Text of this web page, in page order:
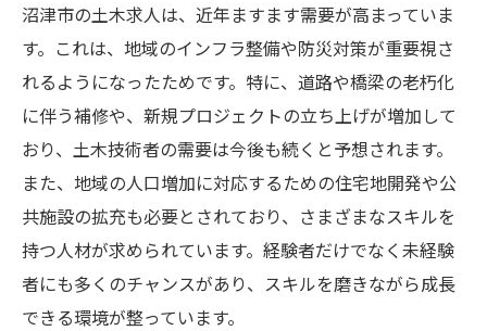
挑戦を歓迎する企業文化
実績を活かした職場での新たな役割
福利厚生が充実した沼津土木求人の魅力
充実した福利厚生の重要性
福利厚生による働きやすさ
企業が提供する具体的な福利厚生
従業員の健康と安全を守る取り組み
家族をサポートする福利厚生制度
沼津市の土木求人は、近年ますます需要が高まっていま
す。これは、地域のインフラ整備や防災対策が重要視さ
れるようになったためです。特に、道路や橋梁の老朽化
に伴う補修や、新規プロジェクトの立ち上げが増加して
おり、土木技術者の需要は今後も続くと予想されます。
また、地域の人口増加に対応するための住宅地開発や公
共施設の拡充も必要とされており、さまざまなスキルを
持つ人材が求められています。経験者だけでなく未経験
者にも多くのチャンスがあり、スキルを磨きながら成長
できる環境が整っています。